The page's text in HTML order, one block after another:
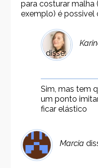
para costurar malha
exemplo) é possivel
disse:
Sim, mas tem
um ponto
ficar elástico
Marcia